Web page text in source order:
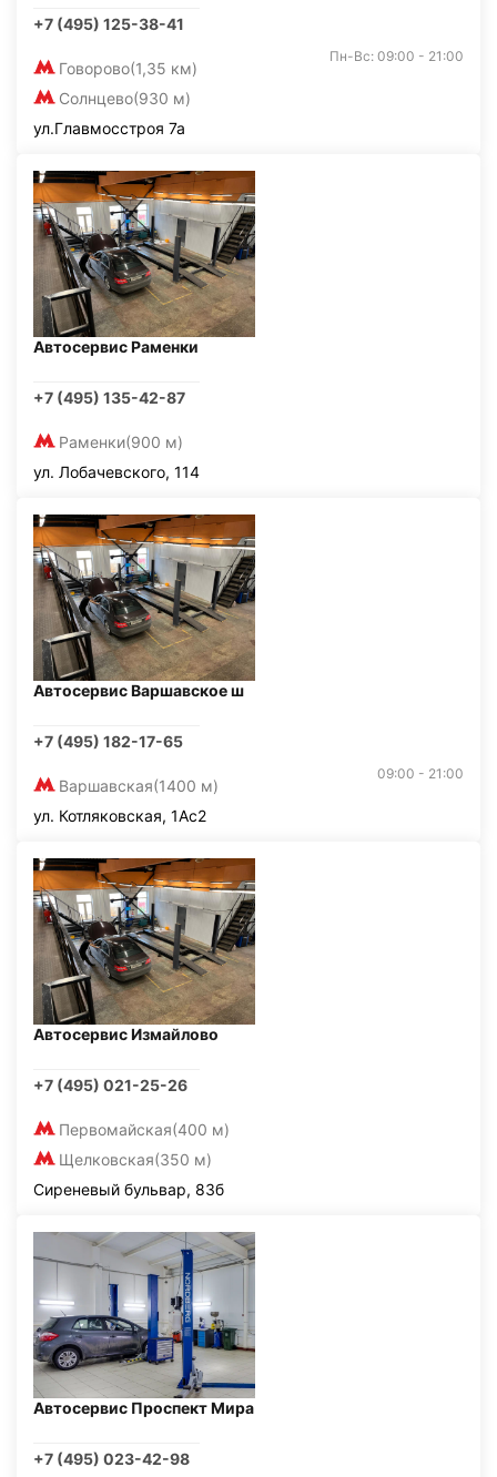
+7 (495) 125-38-41
Говорово(1,35 км)
Солнцево(930 м)
Пн-Вс: 09:00 - 21:00
ул.Главмосстроя 7а
Автосервис Раменки
+7 (495) 135-42-87
Раменки(900 м)
ул. Лобачевского, 114
Автосервис Варшавское ш
+7 (495) 182-17-65
Варшавская(1400 м)
09:00 - 21:00
ул. Котляковская, 1Ас2
Автосервис Измайлово
+7 (495) 021-25-26
Первомайская(400 м)
Щелковская(350 м)
Сиреневый бульвар, 83б
Автосервис Проспект Мира
+7 (495) 023-42-98